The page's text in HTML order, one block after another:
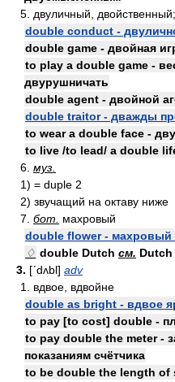
5. двуличный,
double conduct -
double game - двойная
to play a double game -
двурушничать
double agent - двойной
double traitor - дважды
to wear a double face -
to live /to lead/ a double
6. муз.
1) = duple 2
2) звучащий на октаву ниже
7. бот.
махровый
double flower - махровый
♢ double Dutch см. Dutch
3. [ʹdʌbl] adv
1. вдвое, вдвойне
double as bright - вдвое
to pay [to cost] double -
to pay double the meter -
показаниям счётчика
to be double the length of